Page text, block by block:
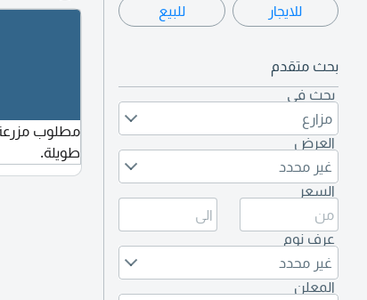
للايجار للبيع
بحث متقدم
بحث في
مزارع
العرض
غير محدد
السعر
عرف نوم
غير محدد
المعلن
مطلوب
طويلة.